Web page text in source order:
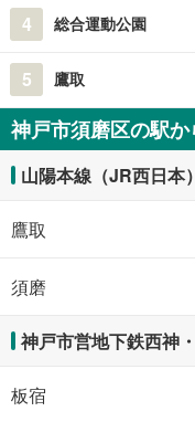
4 総合運動公園
5 鷹取
神戸市須磨区の駅
山陽本線（JR西日本）
鷹取
須磨
神戸市営地下鉄西神
板宿